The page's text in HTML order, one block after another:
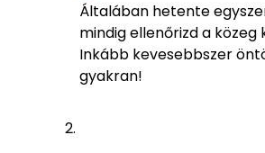
Általában hetente
mindig ellenőrizd a közeg
Inkább kevesebbszer
gyakran!